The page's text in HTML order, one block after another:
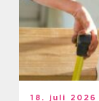
18. juli 2026